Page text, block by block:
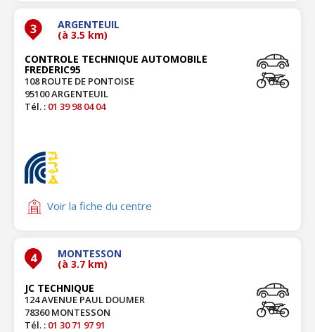
3 ARGENTEUIL
(à 3.5 km)
CONTROLE TECHNIQUE AUTOMOBILE
FREDERIC95
108 ROUTE DE PONTOISE
95100 ARGENTEUIL
Tél. : 01 39 98 04 04
Voir la fiche du centre
4 MONTESSON
(à 3.7 km)
JC TECHNIQUE
124 AVENUE PAUL DOUMER
78360 MONTESSON
Tél. : 01 30 71 97 91